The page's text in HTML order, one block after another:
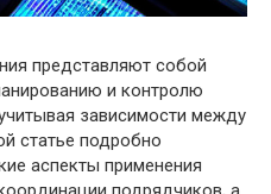
представляют собой
и контролю
зависимости между
статье подробно
аспекты применения